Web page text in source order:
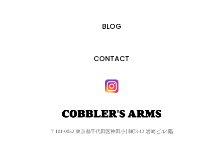
BLOG
CONTACT
〒101-0052 東京都千代田区神田小川町3-12 岩崎ビル1階